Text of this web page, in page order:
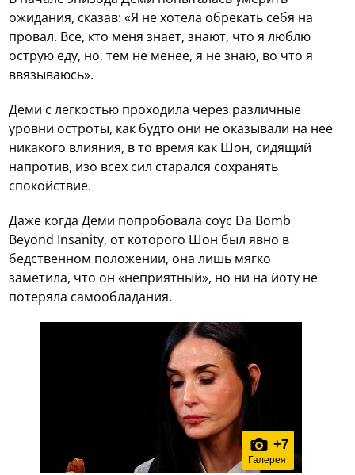
ожидания, сказав: «Я не хотела обрекать себя на
провал. Все, кто меня знает, знают, что я люблю
острую еду, но, тем не менее, я не знаю, во что я
ввязываюсь».
Деми с легкостью проходила через различные
уровни остроты, как будто они не оказывали на нее
никакого влияния, в то время как Шон, сидящий
напротив, изо всех сил старался сохранять
спокойствие.
Даже когда Деми попробовала соус Da Bomb
Beyond Insanity, от которого Шон был явно в
бедственном положении, она лишь мягко
заметила, что он «неприятный», но ни на йоту не
потеряла самообладания.
+7
Галерея